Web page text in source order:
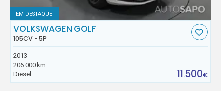
EM DESTAQUE
VOLKSWAGEN GOLF
105CV - 5P
2013
206.000 km
Diesel
11.500€